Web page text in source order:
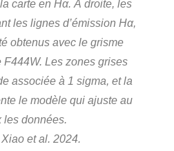
carte en Hα. À droite, les
les lignes d’émission Hα,
obtenus avec le grisme
F444W. Les zones grises
associée à 1 sigma, et la
le modèle qui ajuste au
les données.
et al. 2024.